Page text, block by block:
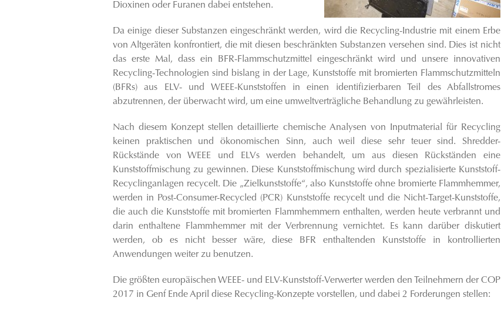
Dioxinen oder Furanen dabei entstehen.
Da einige dieser Substanzen eingeschränkt werden, wird die Recycling-Industrie mit einem Erbe
von Altgeräten konfrontiert, die mit diesen beschränkten Substanzen versehen sind. Dies ist nicht
das erste Mal, dass ein BFR-Flammschutzmittel eingeschränkt wird und unsere innovativen
Recycling-Technologien sind bislang in der Lage, Kunststoffe mit bromierten Flammschutzmitteln
(BFRs) aus ELV- und WEEE-Kunststoffen in einen identifizierbaren Teil des Abfallstromes
abzutrennen, der überwacht wird, um eine umweltverträgliche Behandlung zu gewährleisten.
Nach diesem Konzept stellen detaillierte chemische Analysen von Inputmaterial für Recycling
keinen praktischen und ökonomischen Sinn, auch weil diese sehr teuer sind. Shredder-
Rückstände von WEEE und ELVs werden behandelt, um aus diesen Rückständen eine
Kunststoffmischung zu gewinnen. Diese Kunststoffmischung wird durch spezialisierte Kunststoff-
Recyclinganlagen recycelt. Die „Zielkunststoffe“, also Kunststoffe ohne bromierte Flammhemmer,
werden in Post-Consumer-Recycled (PCR) Kunststoffe recycelt und die Nicht-Target-Kunststoffe,
die auch die Kunststoffe mit bromierten Flammhemmern enthalten, werden heute verbrannt und
darin enthaltene Flammhemmer mit der Verbrennung vernichtet. Es kann darüber diskutiert
werden, ob es nicht besser wäre, diese BFR enthaltenden Kunststoffe in kontrollierten
Anwendungen weiter zu benutzen.
Die größten europäischen WEEE- und ELV-Kunststoff-Verwerter werden den Teilnehmern der COP
2017 in Genf Ende April diese Recycling-Konzepte vorstellen, und dabei 2 Forderungen stellen: